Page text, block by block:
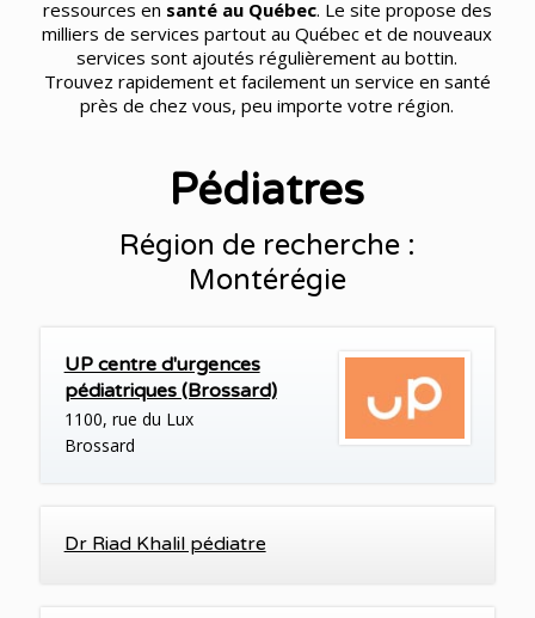
ressources en santé au Québec. Le site propose des
milliers de services partout au Québec et de nouveaux
services sont ajoutés régulièrement au bottin.
Trouvez rapidement et facilement un service en santé
près de chez vous, peu importe votre région.
Pédiatres
Région de recherche :
Montérégie
UP centre d'urgences
pédiatriques (Brossard)
1100, rue du Lux
Brossard
Dr Riad Khalil pédiatre